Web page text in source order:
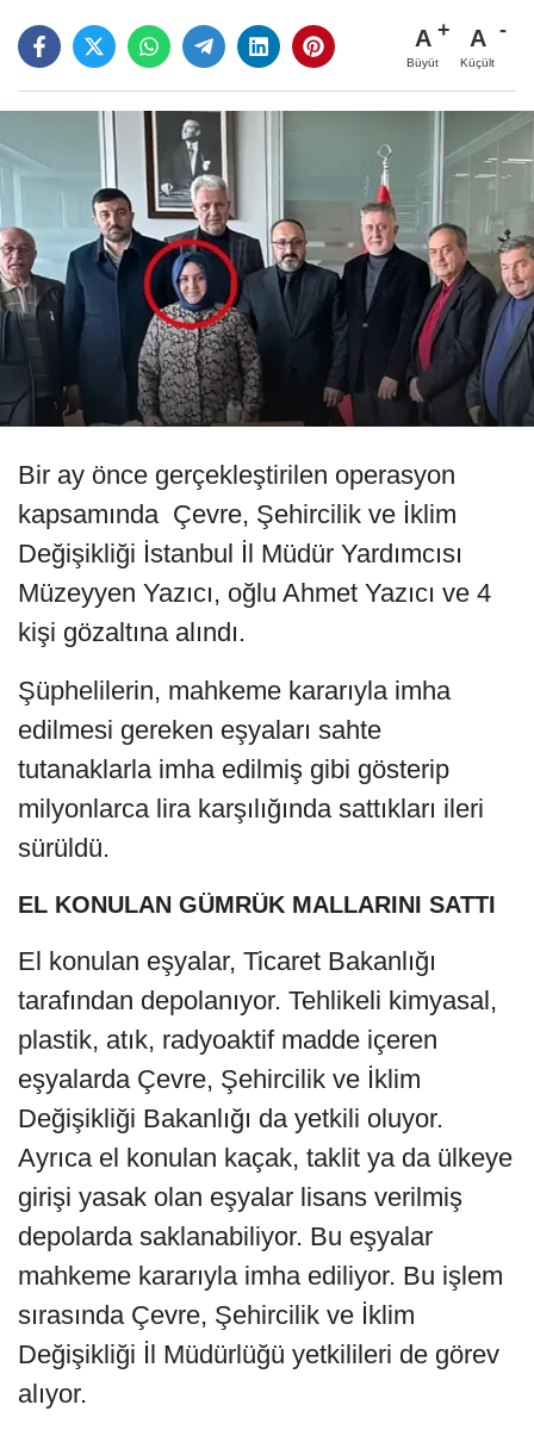
A
Büyüt
A
Küçült
Bir ay önce gerçekleştirilen operasyon
kapsamında Çevre, Şehircilik ve İklim
Değişikliği İstanbul İl Müdür Yardımcısı
Müzeyyen Yazıcı, oğlu Ahmet Yazıcı ve 4
kişi gözaltına alındı.
Şüphelilerin, mahkeme kararıyla imha
edilmesi gereken eşyaları sahte
tutanaklarla imha edilmiş gibi gösterip
milyonlarca lira karşılığında sattıkları ileri
sürüldü.
EL KONULAN GÜMRÜK MALLARINI SATTI
El konulan eşyalar, Ticaret Bakanlığı
tarafından depolanıyor. Tehlikeli kimyasal,
plastik, atık, radyoaktif madde içeren
eşyalarda Çevre, Şehircilik ve İklim
Değişikliği Bakanlığı da yetkili oluyor.
Ayrıca el konulan kaçak, taklit ya da ülkeye
girişi yasak olan eşyalar lisans verilmiş
depolarda saklanabiliyor. Bu eşyalar
mahkeme kararıyla imha ediliyor. Bu işlem
sırasında Çevre, Şehircilik ve İklim
Değişikliği İl Müdürlüğü yetkilileri de görev
alıyor.